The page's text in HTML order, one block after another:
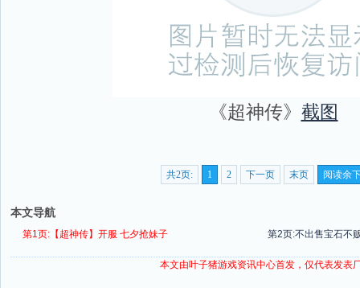
《超神传》 截图
共2页: 1 2 下一页 末页 阅读余
本文导航
第1页:【超神传】开服 七夕抢妹子 第2页:不出售宝石不
本文由叶子猪游戏资讯中心首发，仅代表发表